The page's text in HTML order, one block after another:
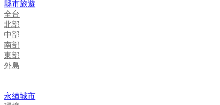
縣市旅遊
全台
北部
中部
南部
東部
外島
永續城市